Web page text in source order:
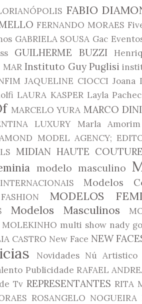
FABIO
FERNANDO MORAES
GABRIELA SOUSA Gac
GUILHERME BUZZI
MAR Instituto Guy Puglisi
JAQUELINE CIOCCI Joana
LAURA KASPER Layla
MARCELO YURA MARCO
LUXURY
Marla Amorim
MODEL AGENCY;
MIDIAN HAUTE
modelo masculino
Modelos
MODELOS
Modelos Masculinos
MOLEKINHO multi show nady
CASTRO New Face NEW
Novidades Nú Artistico
Publicidade RAFAEL
Tv REPRESENTANTES RITA
ROSANGELO NOGUEIRA